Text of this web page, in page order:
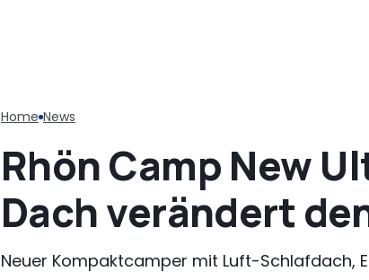
Home News
Rhön Camp New
Dach verändert
Neuer Kompaktcamper mit Luft-Schlafdach,